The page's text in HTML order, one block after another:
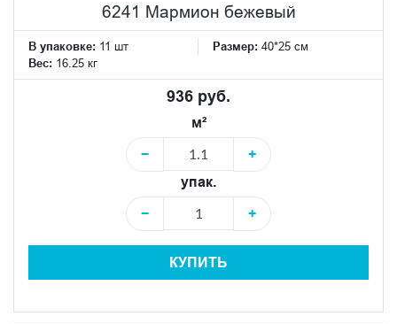
6241 Мармион бежевый
В упаковке: 11 шт Размер: 40*25 см
Вес: 16.25 кг
936 руб.
м²
−
+
упак.
−
+
КУПИТЬ